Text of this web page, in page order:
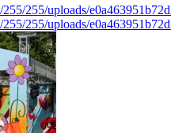
255/uploads/
255/uploads/